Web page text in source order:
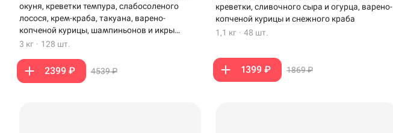
окуня, креветки темпура, слабосоленого
лосося, крем-краба, такуана, варено-
копченой курицы, шампиньонов и икры
масаго
3 кг · 128 шт.
2399 ₽ 4539 ₽
креветки, сливочного сыра и огурца, варено-
копченой курицы и снежного краба
1,1 кг · 48 шт.
1399 ₽ 1869 ₽